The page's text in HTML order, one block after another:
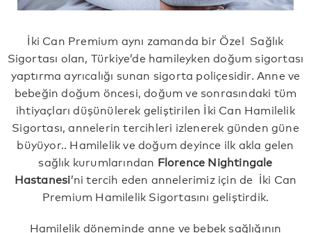
İki Can Premium aynı zamanda bir Özel Sağlık
Sigortası olan, Türkiye’de hamileyken doğum sigortası
yaptırma ayrıcalığı sunan sigorta poliçesidir. Anne ve
bebeğin doğum öncesi, doğum ve sonrasındaki tüm
ihtiyaçları düşünülerek geliştirilen İki Can Hamilelik
Sigortası, annelerin tercihleri izlenerek günden güne
büyüyor.. Hamilelik ve doğum deyince ilk akla gelen
sağlık kurumlarından Florence Nightingale
Hastanesi’ni tercih eden annelerimiz için de İki Can
Premium Hamilelik Sigortasını geliştirdik.
Hamilelik döneminde anne ve bebek sağlığının